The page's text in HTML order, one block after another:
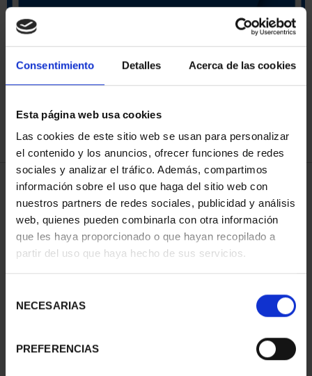
Consentimiento Detalles Acerca de las cookies
Esta página web usa cookies
Las cookies de este sitio web se usan para personalizar
el contenido y los anuncios, ofrecer funciones de redes
sociales y analizar el tráfico. Además, compartimos
información sobre el uso que haga del sitio web con
nuestros partners de redes sociales, publicidad y análisis
web, quienes pueden combinarla con otra información
que les haya proporcionado o que hayan recopilado a
partir del uso que haya hecho de sus servicios.
NECESARIAS
PREFERENCIAS
ORDENAR POR:
3 Productos encontrados